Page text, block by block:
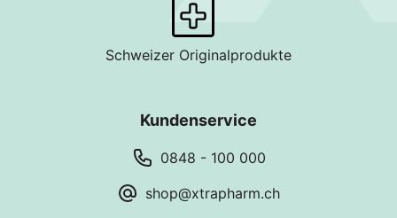
Schweizer Originalprodukte
Kundenservice
0848 - 100 000
shop@xtrapharm.ch